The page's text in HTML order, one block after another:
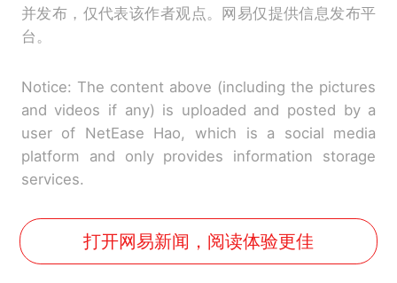
并发布，仅代表该作者观点。网易仅提供信息发布平
台。
Notice: The content above (including the pictures
and videos if any) is uploaded and posted by a
user of NetEase Hao, which is a social media
platform and only provides information storage
services.
打开网易新闻，阅读体验更佳